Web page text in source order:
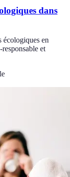
dans
écologiques en
et